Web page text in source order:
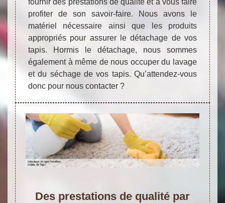
fournir des prestations de qualité et à vous faire
profiter de son savoir-faire. Nous avons le
matériel nécessaire ainsi que les produits
appropriés pour assurer le détachage de vos
tapis. Hormis le détachage, nous sommes
également à même de nous occuper du lavage
et du séchage de vos tapis. Qu’attendez-vous
donc pour nous contacter ?
Des prestations de qualité par